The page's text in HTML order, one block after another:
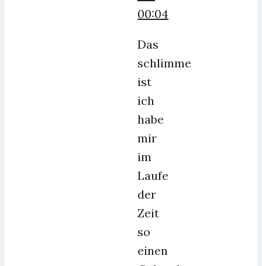
00:04
Das
schlimme
ist
ich
habe
mir
im
Laufe
der
Zeit
so
einen